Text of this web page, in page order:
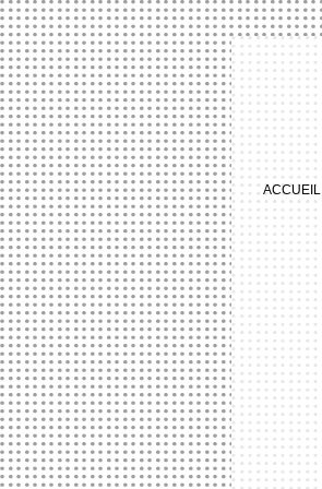
ACCUEIL